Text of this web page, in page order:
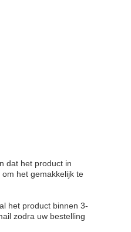
dat het product in
het gemakkelijk te
het product binnen 3-
zodra uw bestelling